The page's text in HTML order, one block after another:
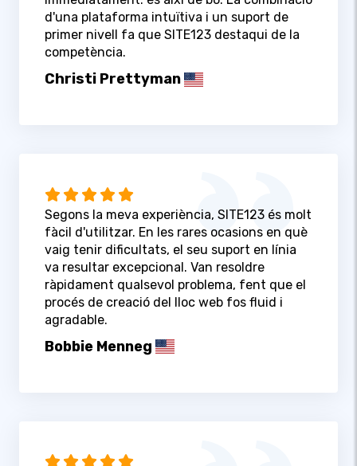
d'una plataforma intuïtiva i un suport de
primer nivell fa que SITE123 destaqui de la
competència.
Christi Prettyman
Segons la meva experiència, SITE123 és molt
fàcil d'utilitzar. En les rares ocasions en què
vaig tenir dificultats, el seu suport en línia
va resultar excepcional. Van resoldre
ràpidament qualsevol problema, fent que el
procés de creació del lloc web fos fluid i
agradable.
Bobbie Menneg